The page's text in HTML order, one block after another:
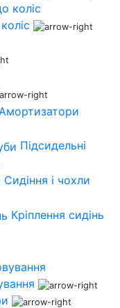
Амортизатори
Підсидельні
Сидіння і чохли
Кріплення сидінь